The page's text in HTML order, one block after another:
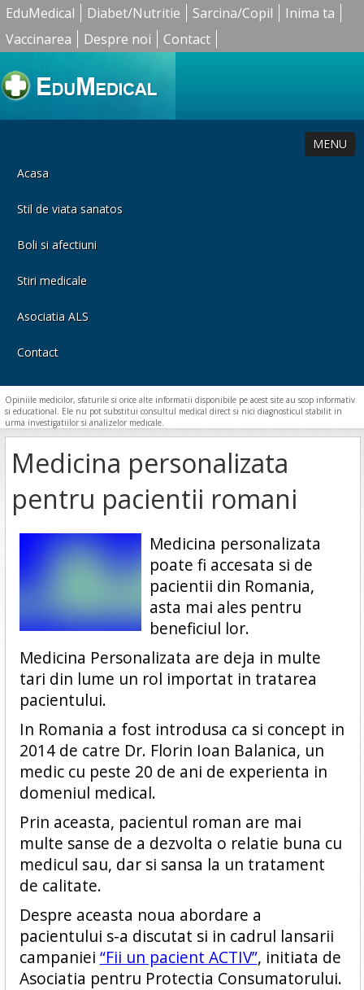
EduMedical Diabet/Nutritie Sarcina/Copil
Inima ta
Vaccinarea
Despre noi Contact
MENU
Acasa
Stil de viata sanatos
Boli si afectiuni
Stiri medicale
Asociatia ALS
Contact
Opiniile medicilor, sfaturile si orice alte informatii disponibile pe acest site au scop informativ
si educational. Ele nu pot substitui consultul medical direct si nici diagnosticul stabilit in
urma investigatiilor si analizelor medicale.
Medicina personalizata
pentru pacientii romani
Medicina personalizata
poate fi accesata si de
pacientii din Romania,
asta mai ales pentru
beneficiul lor.
Medicina Personalizata are deja in multe
tari din lume un rol importat in tratarea
pacientului.
In Romania a fost introdusa ca si concept in
2014 de catre Dr. Florin Ioan Balanica, un
medic cu peste 20 de ani de experienta in
domeniul medical.
Prin aceasta, pacientul roman are mai
multe sanse de a dezvolta o relatie buna cu
medicul sau, dar si sansa la un tratament
de calitate.
Despre aceasta noua abordare a
pacientului s-a discutat si in cadrul lansarii
campaniei “Fii un pacient ACTIV”, initiata de
Asociatia pentru Protectia Consumatorului.